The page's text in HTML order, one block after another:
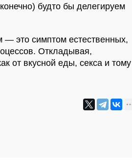
будто бы делегируем
— это симптом естественных,
Откладывая,
от вкусной еды, секса и тому